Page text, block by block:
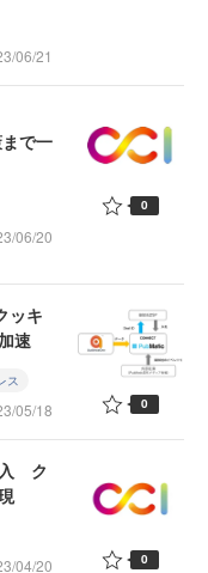
06/21
で一
06/20
0
ッキ
速
ス
05/18 0
入 ク
04/20 0